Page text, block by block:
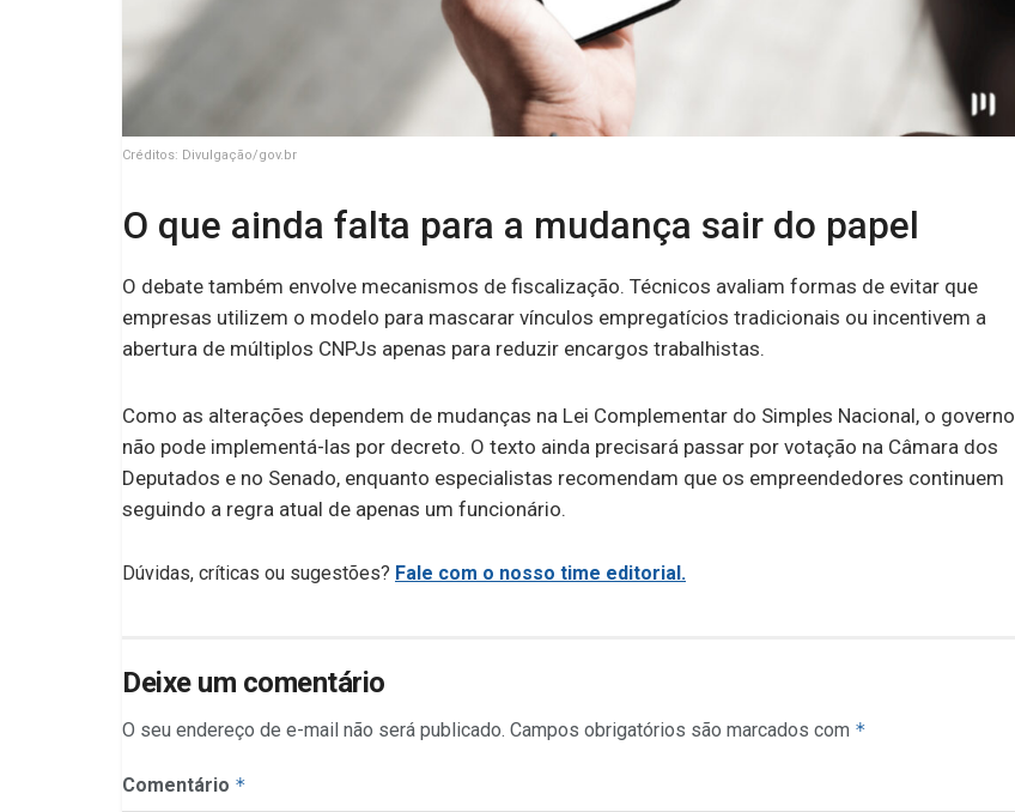
Créditos: Divulgação/gov.br
O que ainda falta para a mudança sair do papel
O debate também envolve mecanismos de fiscalização. Técnicos avaliam formas de evitar que
empresas utilizem o modelo para mascarar vínculos empregatícios tradicionais ou incentivem a
abertura de múltiplos CNPJs apenas para reduzir encargos trabalhistas.
Como as alterações dependem de mudanças na Lei Complementar do Simples Nacional, o governo
não pode implementá-las por decreto. O texto ainda precisará passar por votação na Câmara dos
Deputados e no Senado, enquanto especialistas recomendam que os empreendedores continuem
seguindo a regra atual de apenas um funcionário.
Dúvidas, críticas ou sugestões? Fale com o nosso time editorial.
Deixe um comentário
O seu endereço de e-mail não será publicado. Campos obrigatórios são marcados com *
Comentário *